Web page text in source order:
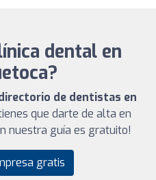
dental en
de dentistas en
que darte de alta en
nuestra guía es gratuito!
gratis